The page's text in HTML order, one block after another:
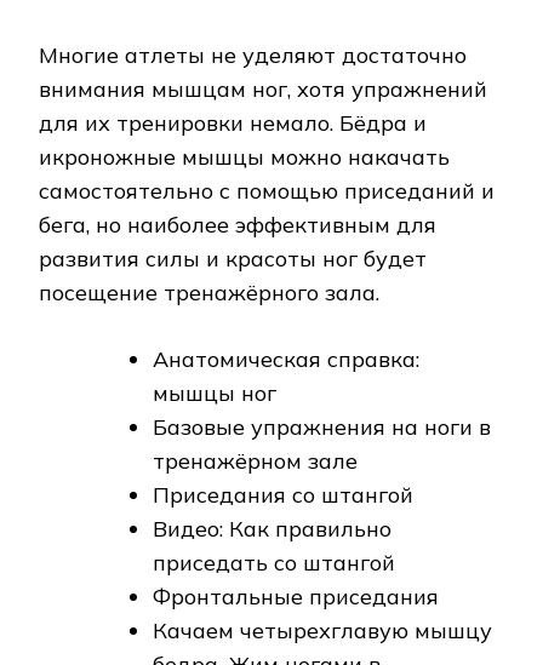
Многие атлеты не уделяют достаточно
внимания мышцам ног, хотя упражнений
для их тренировки немало. Бёдра и
икроножные мышцы можно накачать
самостоятельно с помощью приседаний и
бега, но наиболее эффективным для
развития силы и красоты ног будет
посещение тренажёрного зала.
Анатомическая справка:
мышцы ног
Базовые упражнения на ноги в
тренажёрном зале
Приседания со штангой
Видео: Как правильно
приседать со штангой
Фронтальные приседания
Качаем четырехглавую мышцу